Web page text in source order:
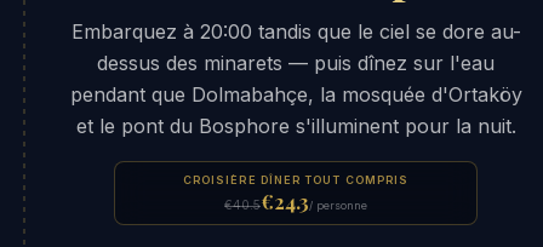
Embarquez à 20:00 tandis que le ciel se dore au-
dessus des minarets — puis dînez sur l'eau
pendant que Dolmabahçe, la mosquée d'Ortaköy
et le pont du Bosphore s'illuminent pour la nuit.
CROISIÈRE DÎNER TOUT COMPRIS
€40.5€24.3/ personne